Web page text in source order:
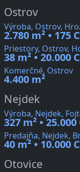
Ostrov
Výroba, Ostrov,
2.780 m² • 175
Priestory, Ostrov,
38 m² • 20.000
Komerčné, Ostrov
4.400 m²
Nejdek
Výroba, Nejdek,
327 m² • 25.000
Predajňa, Nejdek,
40 m² • 10.000
Otovice